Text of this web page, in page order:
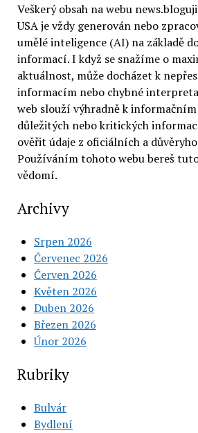
Veškerý obsah na webu
USA je vždy generován nebo
umělé inteligence (AI) na základě
informací. I když se snažíme o
aktuálnost, může docházet k
informacím nebo chybné
web slouží výhradně k informačním
důležitých nebo kritických
ověřit údaje z oficiálních a
Používáním tohoto webu bereš
vědomí.
Archivy
Srpen 2026
Červenec 2026
Červen 2026
Květen 2026
Duben 2026
Březen 2026
Únor 2026
Rubriky
Bulvár
Bydlení